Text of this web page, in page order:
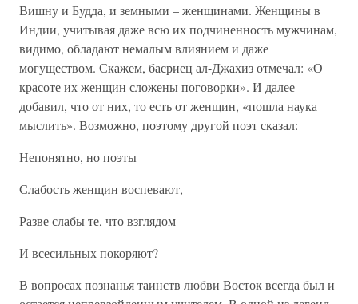
Вишну и Будда, и земными – женщинами. Женщины в
Индии, учитывая даже всю их подчиненность мужчинам,
видимо, обладают немалым влиянием и даже
могуществом. Скажем, басриец ал-Джахиз отмечал: «О
красоте их женщин сложены поговорки». И далее
добавил, что от них, то есть от женщин, «пошла наука
мыслить». Возможно, поэтому другой поэт сказал:
Непонятно, но поэты
Слабость женщин воспевают,
Разве слабы те, что взглядом
И всесильных покоряют?
В вопросах познанья таинств любви Восток всегда был и